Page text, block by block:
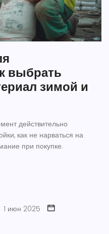
выбрать
зимой и
действительно
как не нарваться на
при покупке.
1 июн 2025